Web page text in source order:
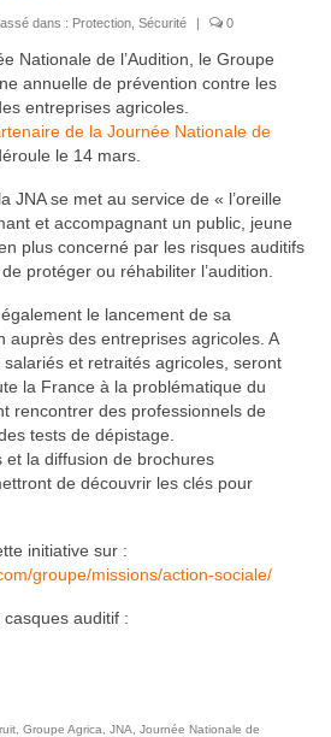
dans : Protection Sécurité | 0
Nationale de l’Audition, le Groupe
annuelle de prévention contre les
entreprises agricoles.
de la Journée Nationale de
le 14 mars.
JNA se met au service de « l’oreille
et accompagnant un public, jeune
plus concerné par les risques auditifs
protéger ou réhabiliter l’audition.
le lancement de sa
auprès des entreprises agricoles. A
salariés et retraités agricoles, seront
la France à la problématique du
rencontrer des professionnels de
tests de dépistage.
et la diffusion de brochures
de découvrir les clés pour
initiative sur :
groupe/missions/action-sociale/
auditif :
Groupe Agrica JNA
Journée Nationale de